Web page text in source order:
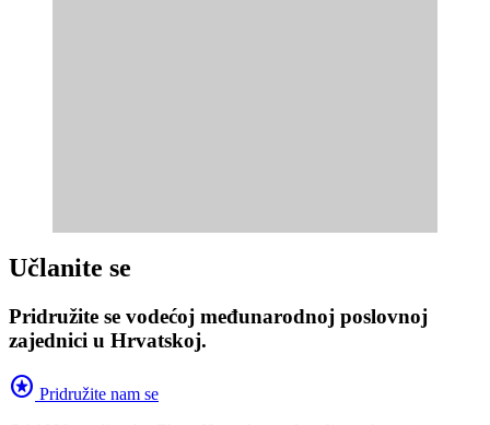
Učlanite se
Pridružite se vodećoj međunarodnoj poslovnoj
zajednici u Hrvatskoj.
stars Pridružite nam se